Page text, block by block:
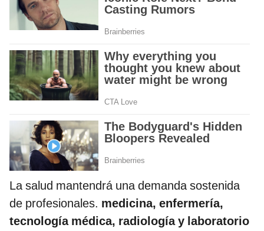
La salud mantendrá una demanda sostenida
de profesionales. medicina, enfermería,
tecnología médica, radiología y laboratorio